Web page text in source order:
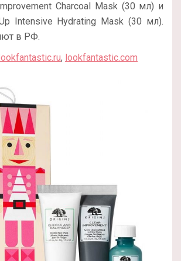
Charcoal Mask (30 мл) и
Intensive Hydrating Mask (30 мл).
в РФ.
lookfantastic.ru, lookfantastic.com